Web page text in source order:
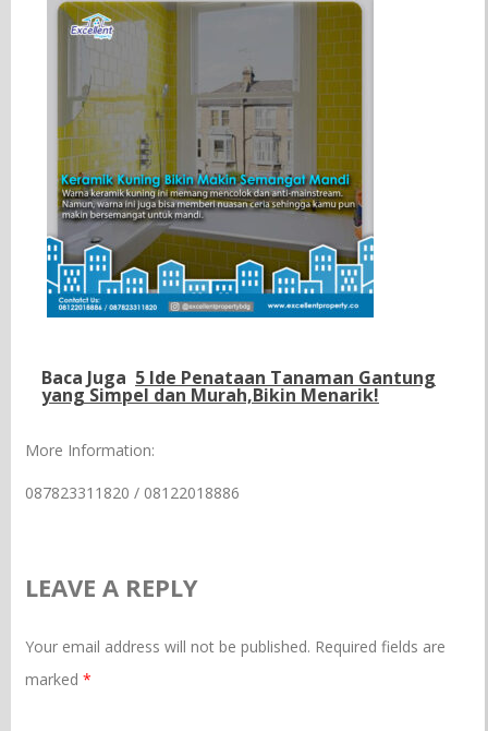
Baca Juga 5 Ide Penataan Tanaman Gantung
yang Simpel dan Murah,Bikin Menarik!
More Information:
087823311820 / 08122018886
LEAVE A REPLY
Your email address will not be published. Required fields are
marked*